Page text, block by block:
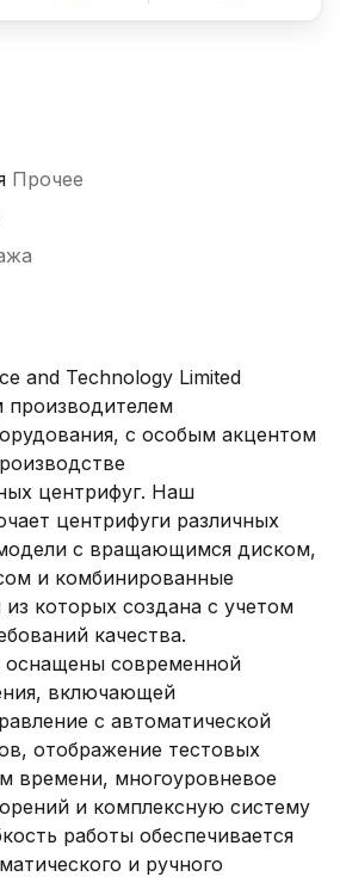
Прочее
and Technology Limited
производителем
с особым акцентом
центрифуг. Наш
центрифуги различных
с вращающимся диском,
и комбинированные
которых создана с учетом
качества.
современной
включающей
с автоматической
отображение тестовых
времени, многоуровневое
и комплексную систему
работы обеспечивается
и ручного